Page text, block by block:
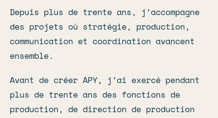
Depuis plus de trente ans, j’accompagne
des projets où stratégie, production,
communication et coordination avancent
ensemble.
Avant de créer APY, j’ai exercé pendant
plus de trente ans des fonctions de
production, de direction de production